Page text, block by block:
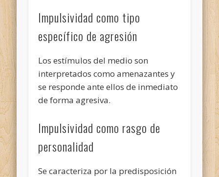
Impulsividad como tipo
específico de agresión
Los estímulos del medio son
interpretados como amenazantes y
se responde ante ellos de inmediato
de forma agresiva.
Impulsividad como rasgo de
personalidad
Se caracteriza por la predisposición